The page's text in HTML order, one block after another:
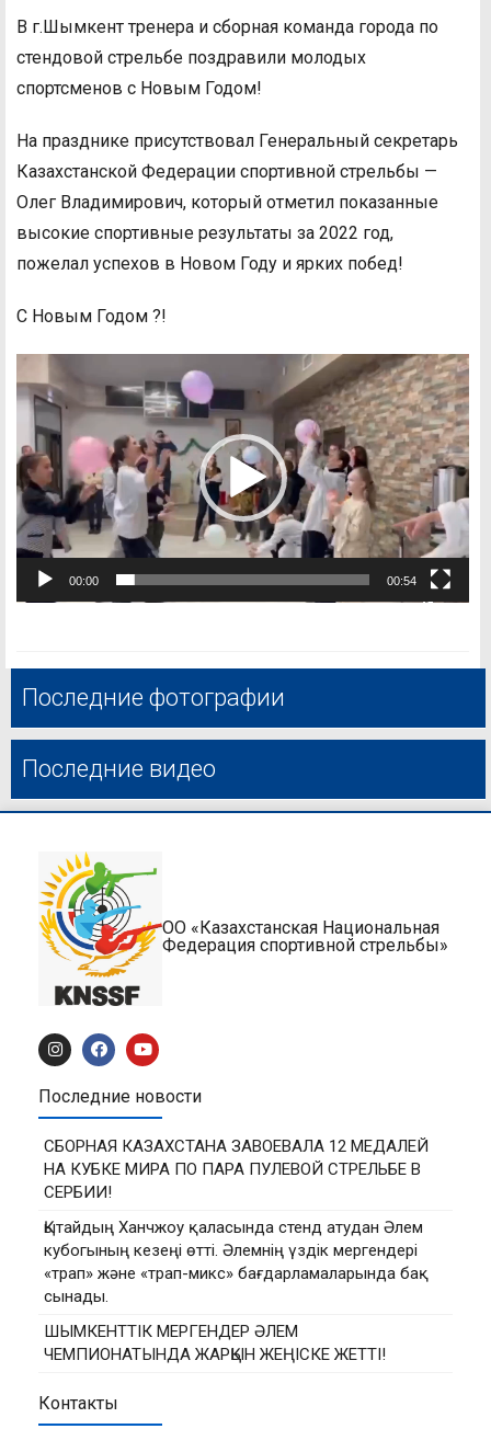
В г.Шымкент тренера и сборная команда города по
стендовой стрельбе поздравили молодых
спортсменов с Новым Годом!
На празднике присутствовал Генеральный секретарь
Казахстанской Федерации спортивной стрельбы —
Олег Владимирович, который отметил показанные
высокие спортивные результаты за 2022 год,
пожелал успехов в Новом Году и ярких побед!
С Новым Годом ?!
00:00 00:54
Последние фотографии
Последние видео
ОО «Казахстанская Национальная
Федерация спортивной стрельбы»
Последние новости
СБОРНАЯ КАЗАХСТАНА ЗАВОЕВАЛА 12 МЕДАЛЕЙ
НА КУБКЕ МИРА ПО ПАРА ПУЛЕВОЙ СТРЕЛЬБЕ В
СЕРБИИ!
Қытайдың Ханчжоу қаласында стенд атудан Әлем
кубогының кезеңі өтті. Әлемнің үздік мергендері
«трап» және «трап-микс» бағдарламаларында бақ
сынады.
ШЫМКЕНТТІК МЕРГЕНДЕР ӘЛЕМ
ЧЕМПИОНАТЫНДА ЖАРҚЫН ЖЕҢІСКЕ ЖЕТТІ!
Контакты